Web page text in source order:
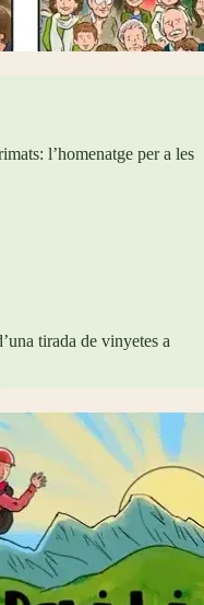
l’homenatge per a les
tirada de vinyetes a